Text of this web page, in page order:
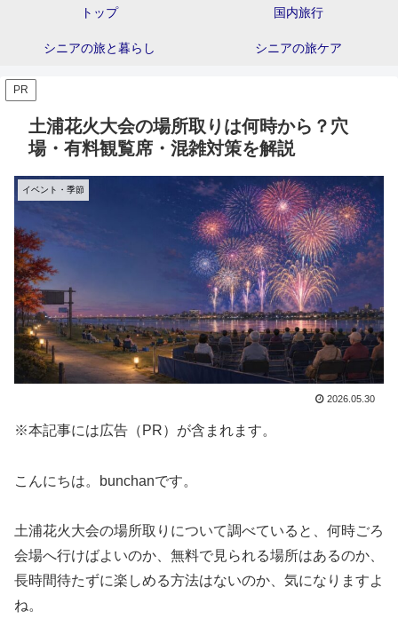
トップ 国内旅行
シニアの旅と暮らし シニアの旅ケア
PR
土浦花火大会の場所取りは何時から？穴
場・有料観覧席・混雑対策を解説
イベント・季節
2026.05.30
※本記事には広告（PR）が含まれます。
こんにちは。bunchanです。
土浦花火大会の場所取りについて調べていると、何時ごろ
会場へ行けばよいのか、無料で見られる場所はあるのか、
長時間待たずに楽しめる方法はないのか、気になりますよ
ね。